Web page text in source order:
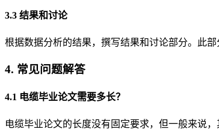
3.3 结果和讨论
根据数据分析的结果，撰写结果和讨论部分。此
4. 常见问题解答
4.1 电缆毕业论文需要多长？
电缆毕业论文的长度没有固定要求，但一般来说，